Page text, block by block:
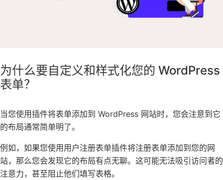
为什么要自定义和样式化您的 WordPress
表单？
当您使用插件将表单添加到 WordPress 网站时，您会注意到它
的布局通常简单明了。
例如，如果您使用用户注册表单插件将注册表单添加到 您的网
站，那么您会发现它的布局有点无聊。这可能无法吸引访问者的
注意力，甚至阻止他们填写表格。